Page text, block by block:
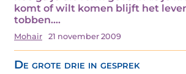
komt of wilt komen blijft het
tobben.…
Mohair 21 november 2009
De grote drie in gesprek